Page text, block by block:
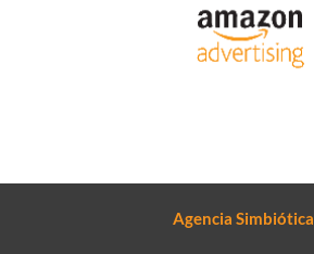
Agencia Simbiótica